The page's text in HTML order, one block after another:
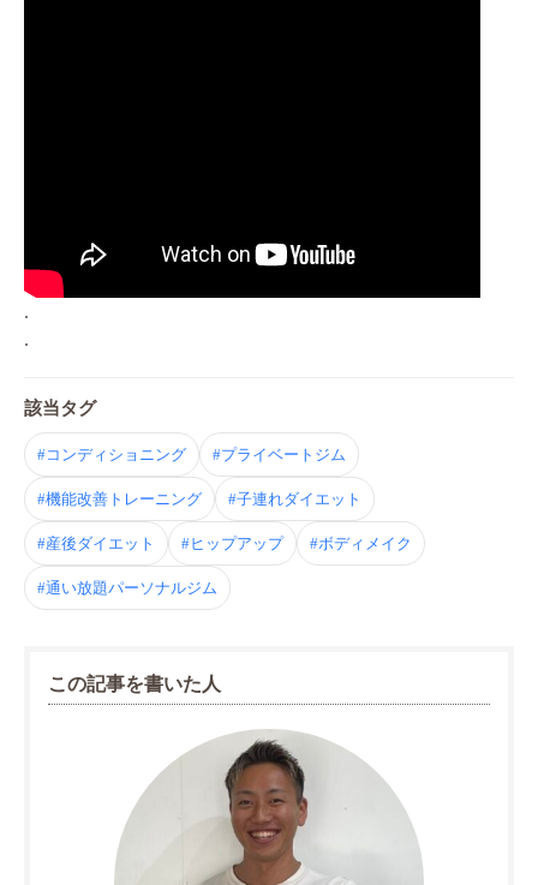
.
.
該当タグ
#コンディショニング #プライベートジム
#機能改善トレーニング #子連れダイエット
#産後ダイエット #ヒップアップ #ボディメイク
#通い放題パーソナルジム
この記事を書いた人